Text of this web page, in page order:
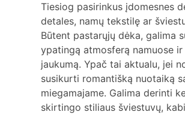
Tiesiog pasirinkus įdomesnes
detales, namų tekstilę ar
Būtent pastarųjų dėka, galima
ypatingą atmosferą namuose ir
jaukumą. Ypač tai aktualu, jei
susikurti romantišką nuotaiką
miegamajame. Galima derinti
skirtingo stiliaus šviestuvų,